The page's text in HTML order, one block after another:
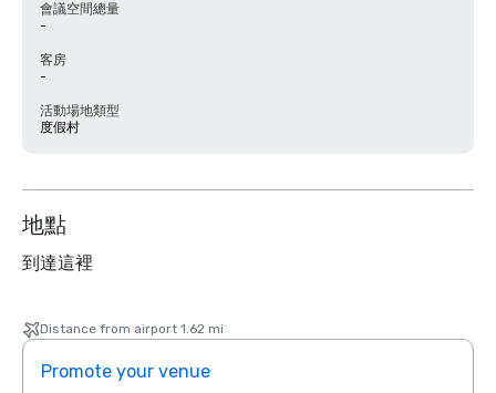
會議空間總量
-
客房
-
活動場地類型
度假村
地點
到達這裡
Distance from airport 1.62 mi
Promote your venue